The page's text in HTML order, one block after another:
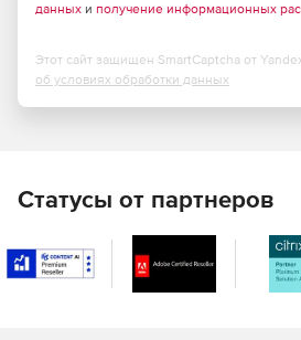
данных и получение информационных
Этот сайт защищен SmartCaptcha от
об условиях обработки данных
Статусы от партнеров